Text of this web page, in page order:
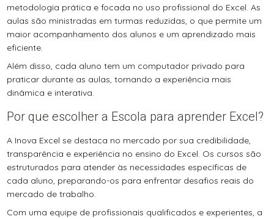
metodologia prática e focada no uso profissional do Excel. As
aulas são ministradas em turmas reduzidas, o que permite um
maior acompanhamento dos alunos e um aprendizado mais
eficiente.
Além disso, cada aluno tem um computador privado para
praticar durante as aulas, tornando a experiência mais
dinâmica e interativa.
Por que escolher a Escola para aprender Excel?
A Inova Excel se destaca no mercado por sua credibilidade,
transparência e experiência no ensino do Excel. Os cursos são
estruturados para atender às necessidades específicas de
cada aluno, preparando-os para enfrentar desafios reais do
mercado de trabalho.
Com uma equipe de profissionais qualificados e experientes, a